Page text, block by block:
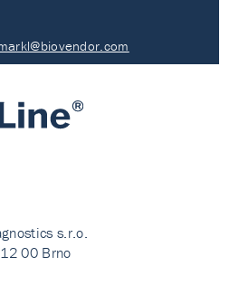
s.r.o.
00 Brno